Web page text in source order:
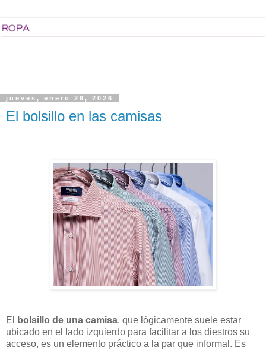
jueves, enero 29, 2026
El bolsillo en las camisas
El bolsillo de una camisa, que lógicamente suele estar
ubicado en el lado izquierdo para facilitar a los diestros su
acceso, es un elemento práctico a la par que informal. Es